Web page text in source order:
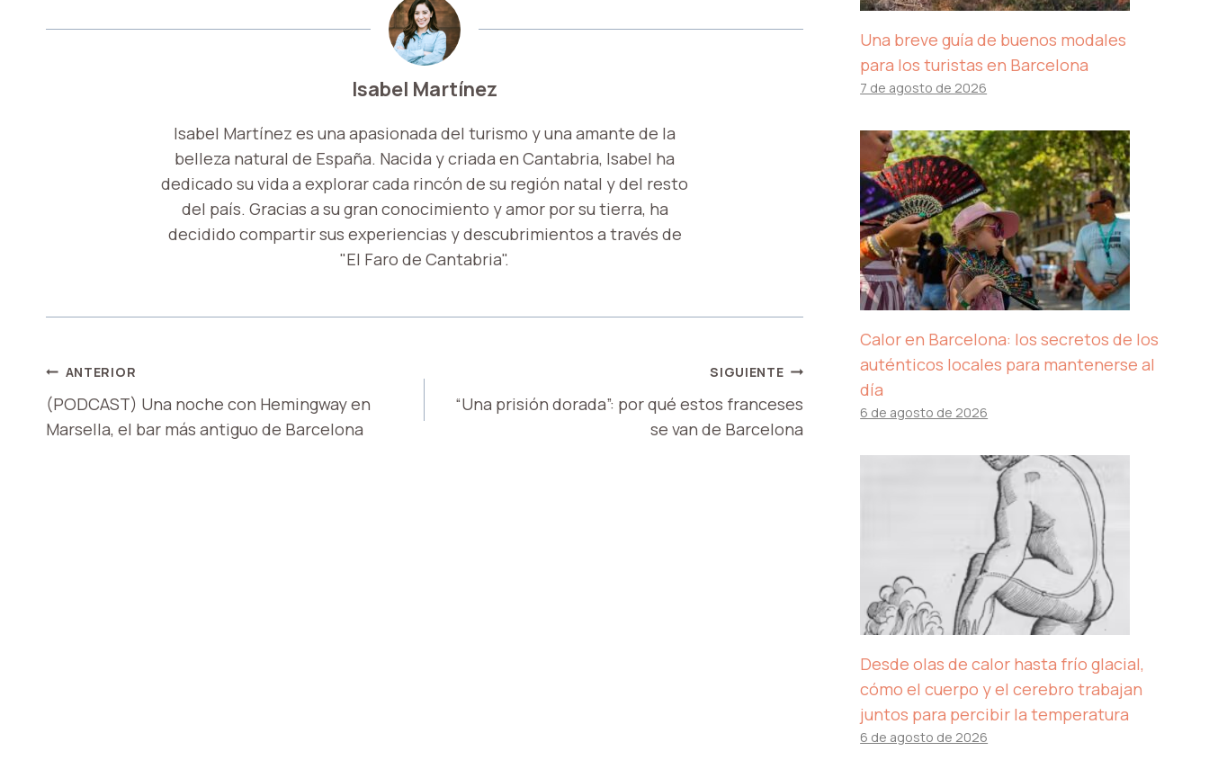
Isabel Martínez
Isabel Martínez es una apasionada del turismo y una amante de la
belleza natural de España. Nacida y criada en Cantabria, Isabel ha
dedicado su vida a explorar cada rincón de su región natal y del resto
del país. Gracias a su gran conocimiento y amor por su tierra, ha
decidido compartir sus experiencias y descubrimientos a través de
"El Faro de Cantabria".
NAVEGACIÓN
DE
ANTERIOR
(PODCAST) Una noche con Hemingway en
Marsella, el bar más antiguo de Barcelona
SIGUIENTE
“Una prisión dorada”: por qué estos franceses
se van de Barcelona
Una breve guía de buenos modales
para los turistas en Barcelona
7 de agosto de 2026
Calor en Barcelona: los secretos de los
auténticos locales para mantenerse al
día
6 de agosto de 2026
Desde olas de calor hasta frío glacial,
cómo el cuerpo y el cerebro trabajan
juntos para percibir la temperatura
6 de agosto de 2026